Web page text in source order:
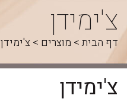
צ'ימידן
דף הבית> מוצרים > צ'ימידן
צ'ימידן